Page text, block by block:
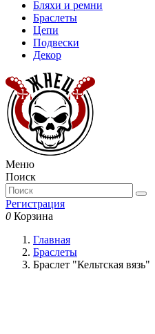
Бляхи и ремни
Браслеты
Цепи
Подвески
Декор
Меню
Поиск
Регистрация
0 Корзина
Главная
Браслеты
Браслет "Кельтская вязь"